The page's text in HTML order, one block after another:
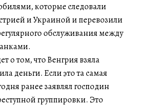
которые следовали
и Украиной и перевозили
обслуживания между
о том, что Венгрия взяла
деньги. Если это та самая
ранее заявлял господин
группировки. Это